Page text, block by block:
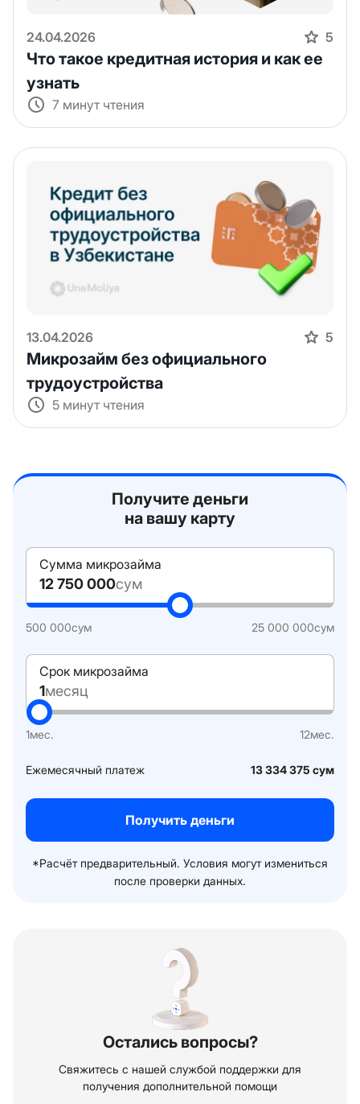
24.04.2026 5
Что такое кредитная история и как ее
узнать
7 минут чтения
13.04.2026 5
Микрозайм без официального
трудоустройства
5 минут чтения
Получите деньги
на вашу карту
Сумма микрозайма
12 750 000сум
500 000сум 25 000 000сум
Срок микрозайма
1месяц
1мес. 12мес.
Ежемесячный платеж 13 334 375 сум
Получить деньги
*Расчёт предварительный. Условия могут измениться
после проверки данных.
Остались вопросы?
Свяжитесь с нашей службой поддержки для
получения дополнительной помощи